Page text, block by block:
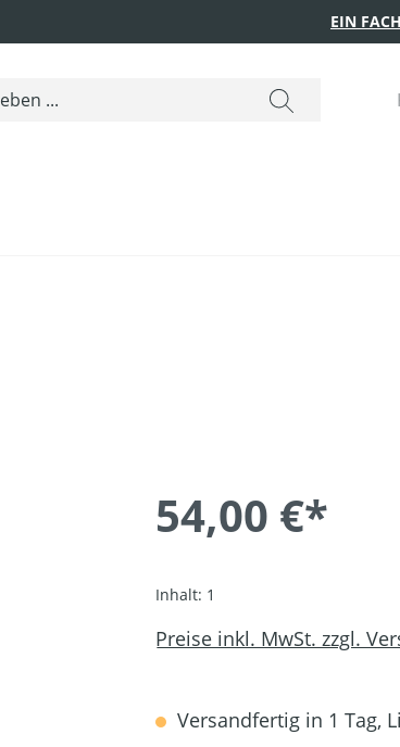
EIN
54,00 €*
Inhalt: 1
Preise inkl. MwSt. zzgl.
Versandfertig in 1 Tag,